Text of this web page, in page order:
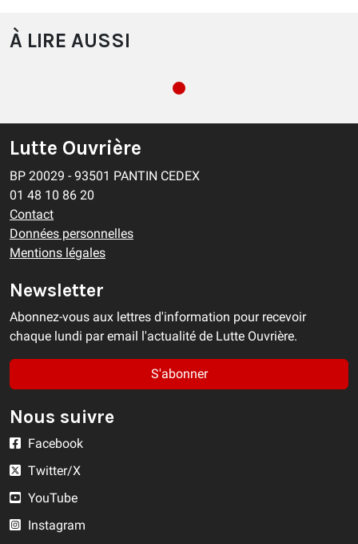
À LIRE AUSSI
Lutte Ouvrière
BP 20029 - 93501 PANTIN CEDEX
01 48 10 86 20
Contact
Données personnelles
Mentions légales
Newsletter
Abonnez-vous aux lettres d'information pour recevoir
chaque lundi par email l'actualité de Lutte Ouvrière.
S'abonner
Nous suivre
Facebook
Twitter/X
YouTube
Instagram